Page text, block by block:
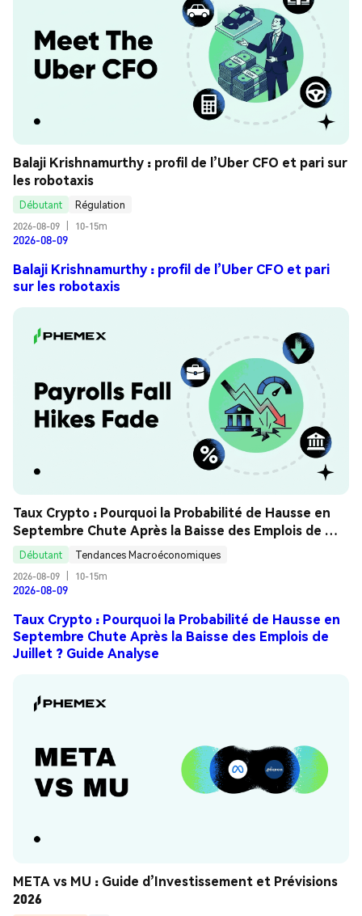
Balaji Krishnamurthy : profil de l’Uber CFO et pari sur
les robotaxis
Débutant
Régulation
2026-08-09
10-15m
2026-08-09
Balaji Krishnamurthy : profil de l’Uber CFO et pari
sur les robotaxis
Taux Crypto : Pourquoi la Probabilité de Hausse en
Septembre Chute Après la Baisse des Emplois de
Juillet ? Guide Analyse
Débutant
Tendances Macroéconomiques
2026-08-09
10-15m
2026-08-09
Taux Crypto : Pourquoi la Probabilité de Hausse en
Septembre Chute Après la Baisse des Emplois de
Juillet ? Guide Analyse
META vs MU : Guide d’Investissement et Prévisions
2026